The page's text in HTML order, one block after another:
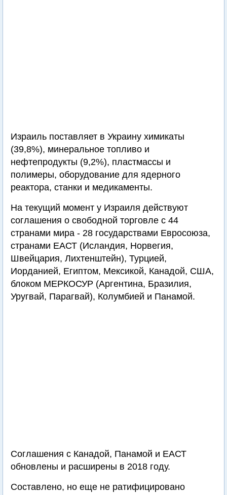
Израиль поставляет в Украину химикаты
(39,8%), минеральное топливо и
нефтепродукты (9,2%), пластмассы и
полимеры, оборудование для ядерного
реактора, станки и медикаменты.
На текущий момент у Израиля действуют
соглашения о свободной торговле с 44
странами мира - 28 государствами Евросоюза,
странами ЕАСТ (Исландия, Норвегия,
Швейцария, Лихтенштейн), Турцией,
Иорданией, Египтом, Мексикой, Канадой, США,
блоком МЕРКОСУР (Аргентина, Бразилия,
Уругвай, Парагвай), Колумбией и Панамой.
Соглашения с Канадой, Панамой и ЕАСТ
обновлены и расширены в 2018 году.
Составлено, но еще не ратифицировано